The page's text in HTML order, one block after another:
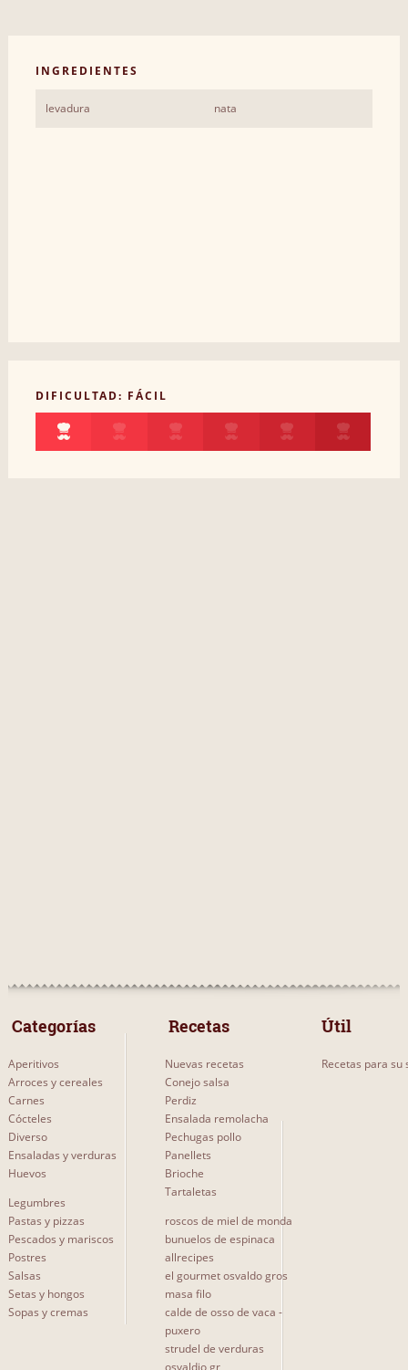
INGREDIENTES
levadura nata
DIFICULTAD: FÁCIL
Categorías
Aperitivos
Arroces y cereales
Carnes
Cócteles
Diverso
Ensaladas y verduras
Huevos
Legumbres
Pastas y pizzas
Pescados y mariscos
Postres
Salsas
Setas y hongos
Sopas y cremas
Recetas
Nuevas recetas
Conejo salsa
Perdiz
Ensalada remolacha
Pechugas pollo
Panellets
Brioche
Tartaletas
roscos de miel de monda
bunuelos de espinaca
allrecipes
el gourmet osvaldo gros
masa filo
calde de osso de vaca -
puxero
strudel de verduras
osvaldio gr
Útil
Recetas para su